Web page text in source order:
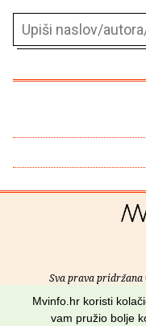
Sva prava pridržana
O nama•
Mvinfo.hr koristi
vam pružio bolje